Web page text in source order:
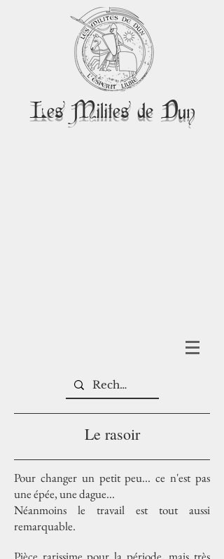
Les Milites de Dun
Le rasoir
Pour changer un petit peu... ce n'est pas
une épée, une dague...
Néanmoins le travail est tout aussi
remarquable.